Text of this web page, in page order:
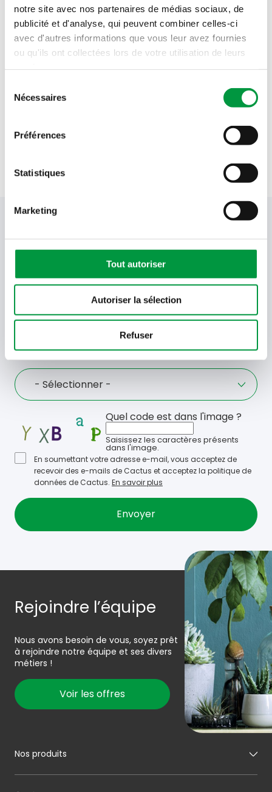
notre site avec nos partenaires de médias sociaux, de
publicité et d'analyse, qui peuvent combiner celles-ci
avec d'autres informations que vous leur avez fournies
ou qu'ils ont collectées lors de votre utilisation de leurs
Nécessaires
Préférences
Statistiques
Marketing
Tout autoriser
Autoriser la sélection
Refuser
Mardi 11 août 06h00 - 21h00
Mercredi 12 août 06h00 - 21h00
06h00 - 21h00
Samedi 15 août 08h00 - 20h00
Dimanche 16 août 08h00 - 20h00
Votre newsletter Cactus
Offres, recettes, promotions et offres exclusives en
avant-première ! Recevez-les dans votre boîte de
email
Language
- Sélectionner -
Quel code est dans l'image ?
Saisissez les caractères présents
dans l'image.
En soumettant votre adresse e-mail, vous acceptez de
recevoir des e-mails de Cactus et acceptez la politique de
données de Cactus. En savoir plus
Rejoindre l’équipe
Nous avons besoin de vous, soyez prêt
à rejoindre notre équipe et ses divers
métiers !
Voir les offres
Nos produits